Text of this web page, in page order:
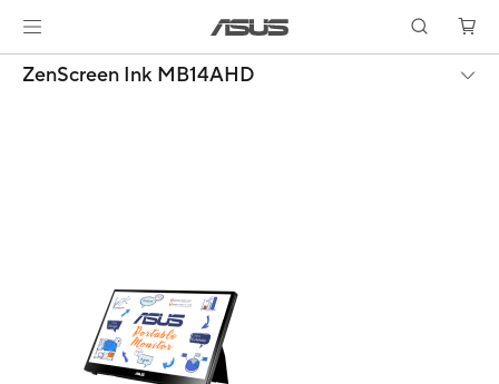
ZenScreen Ink MB14AHD